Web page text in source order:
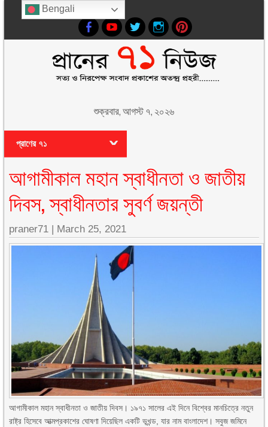
শুক্রবার, আগস্ট ৭, ২০২৬
প্রাণের ৭১
আগামীকাল মহান স্বাধীনতা ও জাতীয়
দিবস, স্বাধীনতার সুবর্ণ জয়ন্তী
praner71 | March 25, 2021
আগামীকাল মহান স্বাধীনতা ও জাতীয় দিবস। ১৯৭১ সালের এই দিনে বিশ্বের মানচিত্রে নতুন
রাষ্ট্র হিসেবে আত্মপ্রকাশের ঘোষণা দিয়েছিল একটি ভূখন্ড, যার নাম বাংলাদেশ। সবুজ জমিনে
Bengali